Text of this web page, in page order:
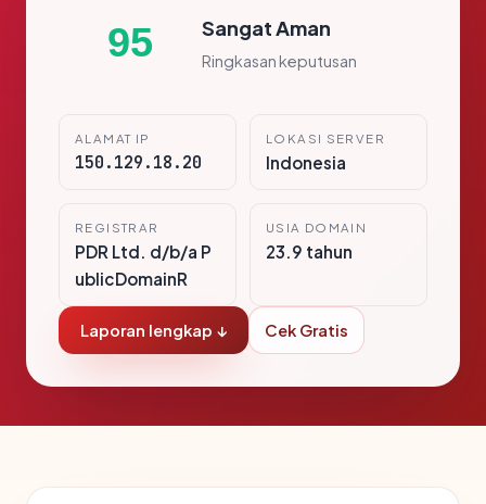
95 Sangat Aman
Ringkasan keputusan
ALAMAT IP
150.129.18.20
LOKASI SERVER
Indonesia
REGISTRAR
PDR Ltd. d/b/a P
ublicDomainR
USIA DOMAIN
23.9 tahun
Laporan lengkap ↓ Cek Gratis